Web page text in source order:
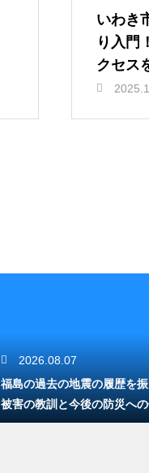
いわき
り入門
クセス
2026.08.07
福島の過去の地震の履歴を振
被害の教訓と今後の防災への